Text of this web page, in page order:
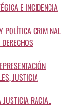
E INCIDENCIA
POLÍTICA CRIMINAL
JUSTICIA
JUSTICIA RACIAL